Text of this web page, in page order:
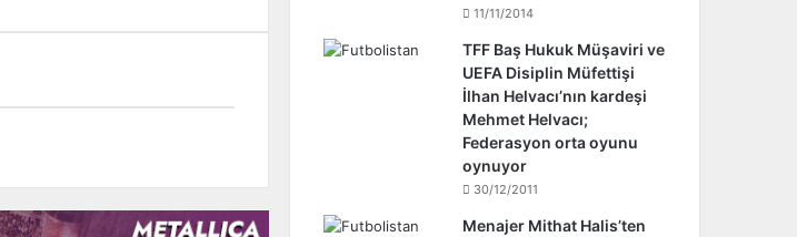
11/11/2014
TFF Baş Hukuk Müşaviri ve
UEFA Disiplin Müfettişi
İlhan Helvacı’nın kardeşi
Mehmet Helvacı;
Federasyon orta oyunu
oynuyor
30/12/2011
Menajer Mithat Halis’ten